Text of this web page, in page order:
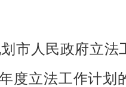
市人民政府立法
度立法工作计划